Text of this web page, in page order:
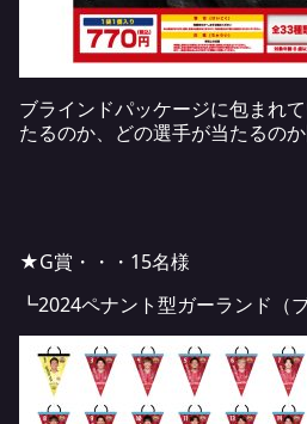
ブラインドパッケージに包まれ
たるのか、どの選手が当たるの
★G賞・・・15名様
┗2024ペナント型ガーランド（